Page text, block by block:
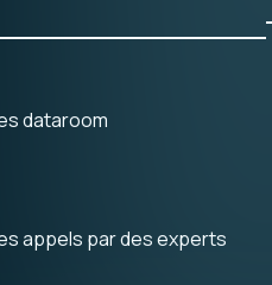
dataroom
appels par des experts